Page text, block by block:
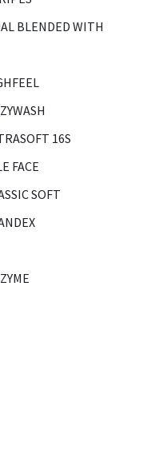
BLENDED WITH
16S
FACE
SOFT